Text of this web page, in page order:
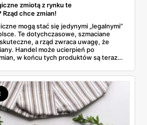
zmiotą z rynku te
chce zmian!
mogą stać się jedynymi „legalnymi”
Te dotychczasowe, szmaciane
a rząd zwraca uwagę, że
Handel może ucierpień po
w końcu tych produktów są teraz